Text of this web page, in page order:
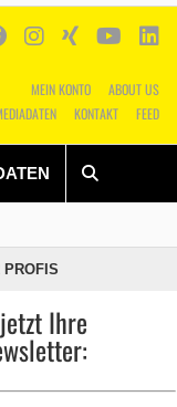
MEIN KONTO
ABOUT US
KONTAKT FEED
SUCHEN
PROFIS
Ihre